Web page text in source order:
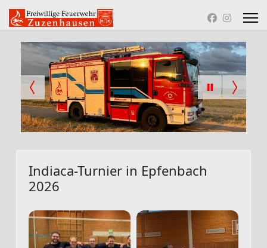
Indiaca-Turnier in Epfenbach
2026